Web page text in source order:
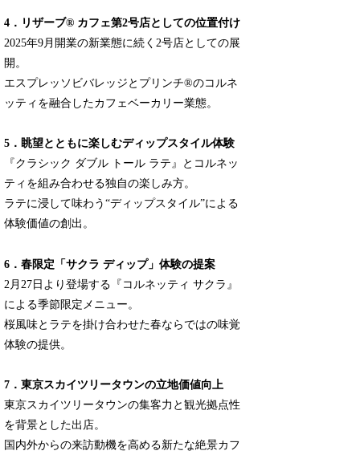
4．リザーブ® カフェ第2号店としての位置付け
2025年9月開業の新業態に続く2号店としての展
開。
エスプレッソビバレッジとプリンチ®のコルネ
ッティを融合したカフェベーカリー業態。
5．眺望とともに楽しむディップスタイル体験
『クラシック ダブル トール ラテ』とコルネッ
ティを組み合わせる独自の楽しみ方。
ラテに浸して味わう“ディップスタイル”による
体験価値の創出。
6．春限定「サクラ ディップ」体験の提案
2月27日より登場する『コルネッティ サクラ』
による季節限定メニュー。
桜風味とラテを掛け合わせた春ならではの味覚
体験の提供。
7．東京スカイツリータウンの立地価値向上
東京スカイツリータウンの集客力と観光拠点性
を背景とした出店。
国内外からの来訪動機を高める新たな絶景カフ